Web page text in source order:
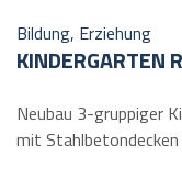
Bildung, Erziehung
KINDERGARTEN
Neubau 3-gruppiger
mit Stahlbetondecken